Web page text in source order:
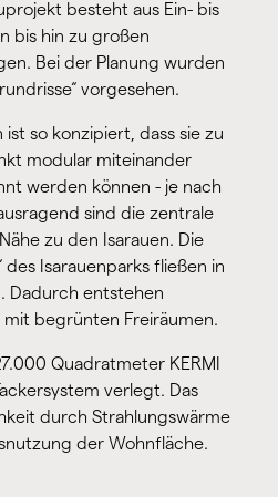
besteht aus Ein- bis
bis hin zu großen
Bei der Planung wurden
vorgesehen.
ist so konzipiert, dass sie zu
modular miteinander
werden können - je nach
sind die zentrale
zu den Isarauen. Die
des Isarauenparks fließen in
Dadurch entstehen
mit begrünten Freiräumen.
Quadratmeter KERMI
verlegt. Das
durch Strahlungswärme
der Wohnfläche.